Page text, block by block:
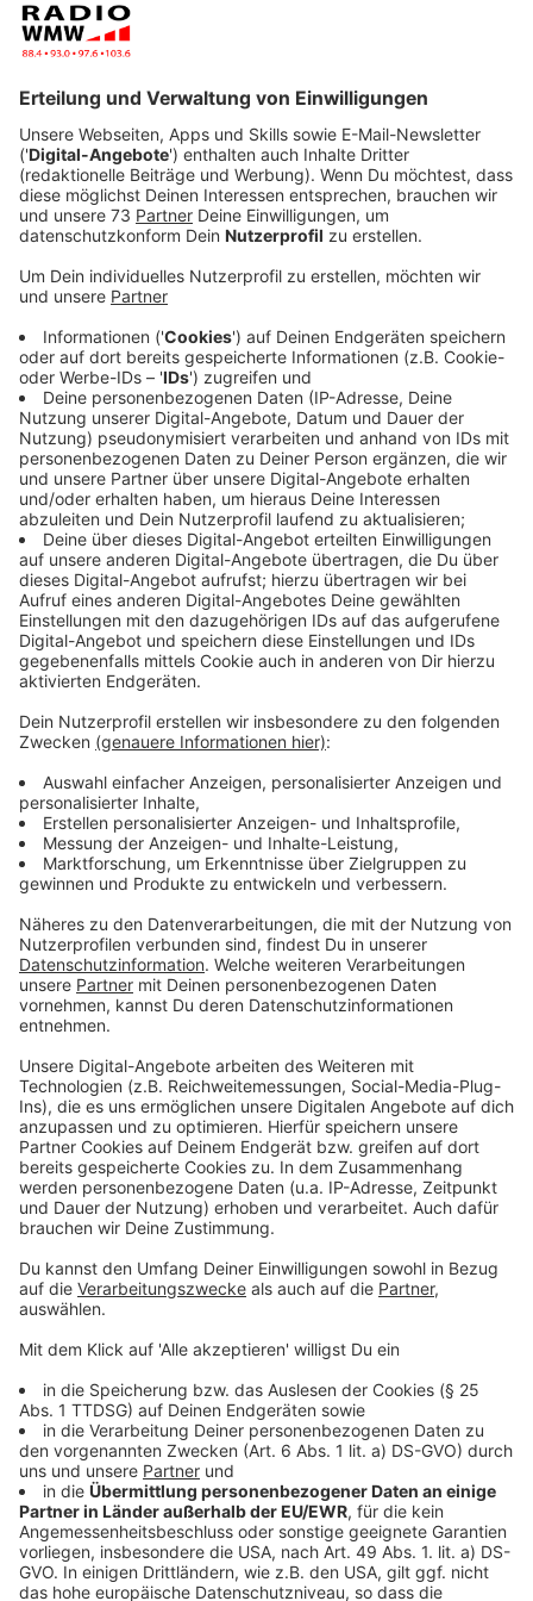
reinkommt usw. Und dabei bleibt eine Zahl hängen:
66.825 Notrufe gab es im letzten Jahr.
Veröffentlicht:Donnerstag, 04.05.2023 15:15
Anzeige
Im Zweifel IMMER den Notruf wählen
Anzeige
Die meisten Notrufe gab es im letzten Jahr mit 15.840
in Gronau, die wenigsten mit 966 in Legden. Nahezu
stündlich rufen auch Menschen an, denen es psychisch
einfach nicht gut geht, oder die einsam sind. Und
trotzdem ist es wichtig, im ZweifelIMMERden Notruf
zu wählen, sagt Sühling. Auch wenn man das Gefühl
hat, die Beamten eventuell nur zu belästigen. In der
Regel ist die Polizei, je nach Einsatzlage, innerhalb von
6,5 bis 16 Minuten vor Ort. Heute (04.05.23) zum
Beispiel auch weil eine 94-jährige Dame Sorge hatte,
beim Verkauf ihres Wohnmobils auf Betrüger herein zu
Anzeige
Samstag ist der arbeitsintensivste Tag
Anzeige
Die Polizei gibt viele Statistiken heraus: zur
Kriminalität, oder auch zum Unfallgeschehen auf den
Straßen. Doch jetzt hat sie das erste Mal Zahlen zur
Basisarbeit veröffentlicht. Also wie viele Einsätze es
insgesamt in einzelnen Bereichen gibt, wie viele
Notrufe eingehen und, wie sich das Einsatzgeschehen
verteilt. Wenig überraschend: Der Samstag ist der
arbeitsintensivste Tag für die Beamten. Vor allem
nachts, wo im Schnitt knapp 60 Einsätze anfallen. Und
dann können die Wege unter Umständen sehr lang sein,
sagt Daniel Sühling. Der Polizeioberrat ist der Leiter
der Direktion Gefahrenabwehr/Einsatz und hat die
Zahlen heute (04.05.23) vorgestellt. Auch an anderen
Stellen setzt unsere Polizei inzwischen sehr verstärkt
auf moderne Technik: in der Leitstelle können zum
Beispiel Hubschrauber-Wärmebilder live zugeschaltet
werden, was sehr bei Verfolgungen hilft, oder bei
Fahndungen und auch es gibt auch eine Kollegin, die
die Social-Media Kanäle von Verdächtigen oder auch
Vermissten sichtet. In einem Fall wurde so zum
Beispiel klar: der Betroffene ist offenbar Besitzer
eines Kampfhundes und die eingesetzten Polizisten
konnten entsprechend vorgewarnt werden.